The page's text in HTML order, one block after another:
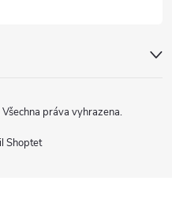
Shoptet
Všechna práva vyhrazena.